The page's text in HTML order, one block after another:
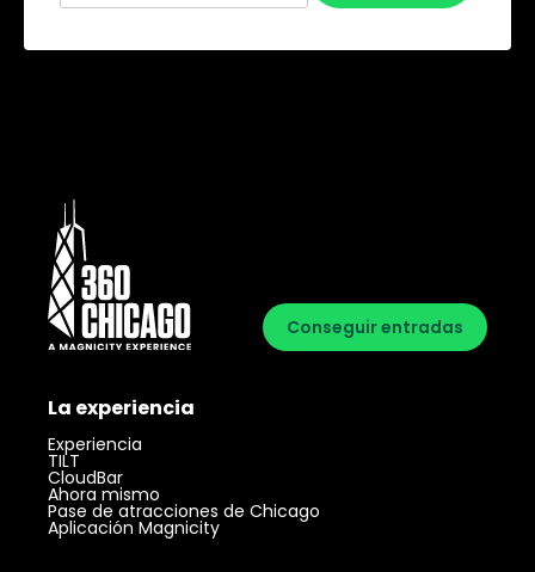
Conseguir entradas
La experiencia
Experiencia
TILT
CloudBar
Ahora mismo
Pase de atracciones de Chicago
Aplicación Magnicity